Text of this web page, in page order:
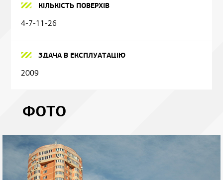
КІЛЬКІСТЬ ПОВЕРХІВ
4-7-11-26
ЗДАЧА В ЕКСПЛУАТАЦІЮ
2009
ФОТО